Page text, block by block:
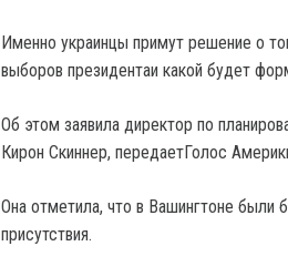
Именно украинцы примут решение о
выборов президентаи какой будет
Об этом заявила директор по
Кирон Скиннер, передаетГолос
Она отметила, что в Вашингтоне были
присутствия.